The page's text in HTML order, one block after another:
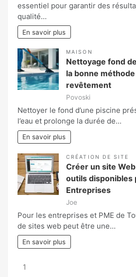
essentiel pour garantir des
qualité…
En savoir plus
MAISON
Nettoyage fond
la bonne
revêtement
Povoski
Nettoyer le fond d’une piscine
l’eau et prolonge la durée de…
En savoir plus
CRÉATION DE SITE
Créer un site
outils disponibles
Entreprises
Joe
Pour les entreprises et PME de
de sites web peut être une…
En savoir plus
Page:
1